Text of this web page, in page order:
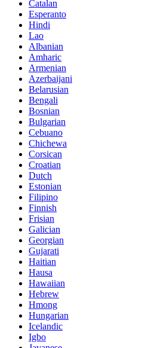
Catalan
Esperanto
Hindi
Lao
Albanian
Amharic
Armenian
Azerbaijani
Belarusian
Bengali
Bosnian
Bulgarian
Cebuano
Chichewa
Corsican
Croatian
Dutch
Estonian
Filipino
Finnish
Frisian
Galician
Georgian
Gujarati
Haitian
Hausa
Hawaiian
Hebrew
Hmong
Hungarian
Icelandic
Igbo